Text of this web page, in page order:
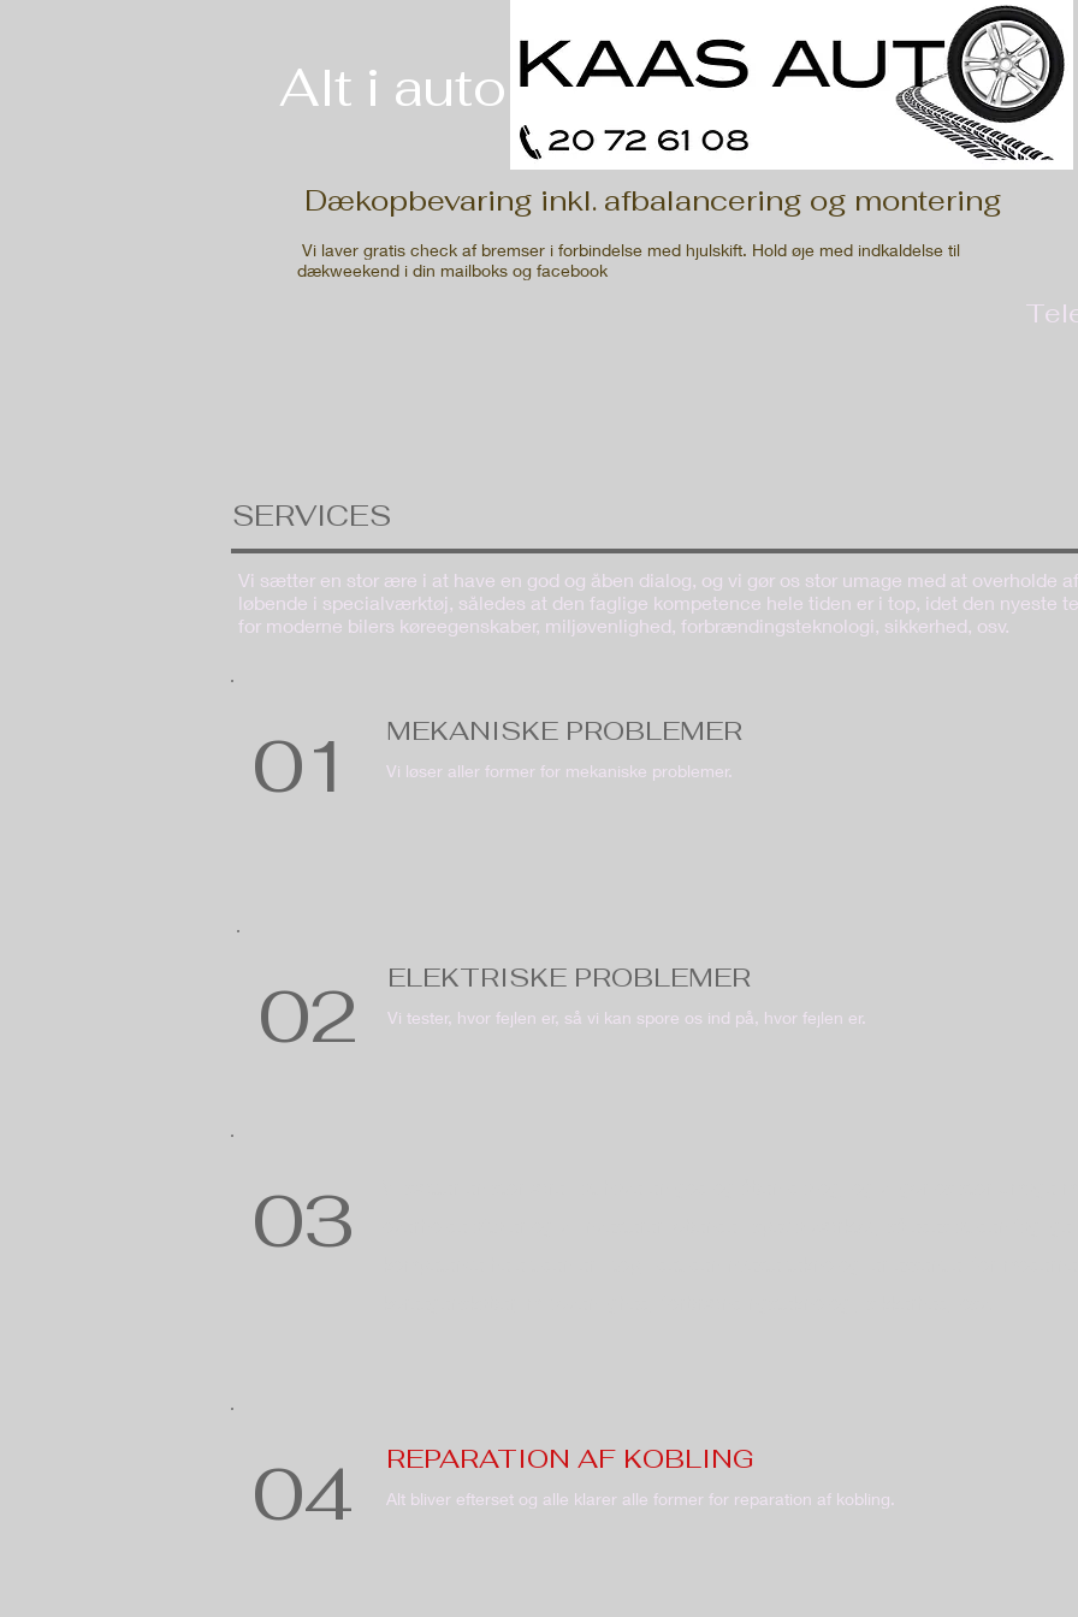
Alt i autoreparationer
Dækopbevaring inkl. afbalancering og montering
Vi laver gratis check af bremser i forbindelse med hjulskift. Hold øje med indkaldelse til
dækweekend i din mailboks og facebook
SERVICES
Vi sætter en stor ære i at have en god og åben dialog, og vi gør os stor umage med at overholde
løbende i specialværktøj, således at den faglige kompetence hele tiden er i top, idet den nyeste
for moderne bilers køreegenskaber, miljøvenlighed, forbrændingsteknologi, sikkerhed, osv.
01 MEKANISKE PROBLEMER
Vi løser aller former for mekaniske problemer.
02 ELEKTRISKE PROBLEMER
Vi tester, hvor fejlen er, så vi kan spore os ind på, hvor fejlen er.
03
04 REPARATION AF KOBLING
Alt bliver efterset og alle klarer alle former for reparation af kobling.